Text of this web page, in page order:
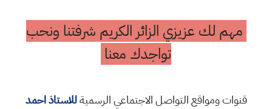
مهم لك عزيزي الزائر الكريم شرفتنا ونحب
تواجدك معنا
قنوات ومواقع التواصل الاجتماعي الرسميةللاستاذ احمد